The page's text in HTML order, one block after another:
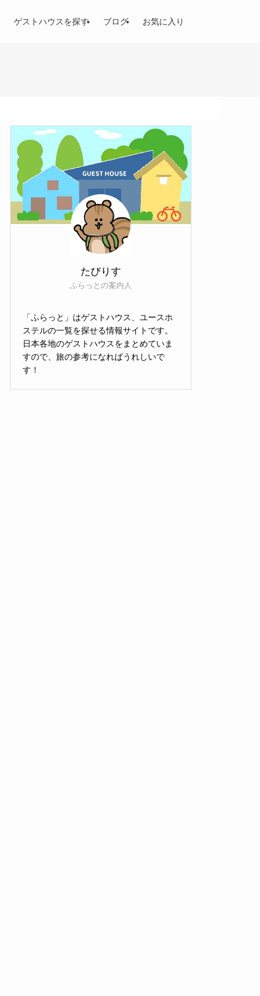
ゲストハウスを探す ブログ お気に入り
たびりす
ふらっとの案内人
「ふらっと」はゲストハウス、ユースホ
ステルの一覧を探せる情報サイトです。
日本各地のゲストハウスをまとめていま
すので、旅の参考になればうれしいで
す！